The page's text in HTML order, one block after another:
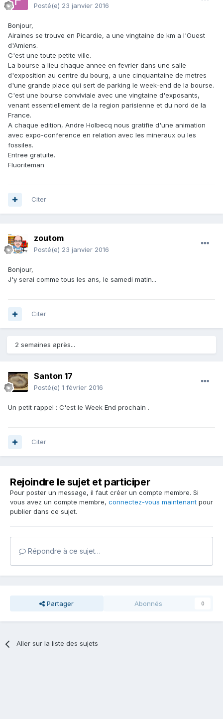
Posté(e) 23 janvier 2016
Bonjour,
Airaines se trouve en Picardie, a une vingtaine de km a l'Ouest
d'Amiens.
C'est une toute petite ville.
La bourse a lieu chaque annee en fevrier dans une salle
d'exposition au centre du bourg, a une cinquantaine de metres
d'une grande place qui sert de parking le week-end de la bourse.
C'est une bourse conviviale avec une vingtaine d'exposants,
venant essentiellement de la region parisienne et du nord de la
France.
A chaque edition, Andre Holbecq nous gratifie d'une animation
avec expo-conference en relation avec les mineraux ou les
fossiles.
Entree gratuite.
Fluoriteman
Citer
zoutom
Posté(e) 23 janvier 2016
Bonjour,
J'y serai comme tous les ans, le samedi matin...
Citer
2 semaines après...
Santon 17
Posté(e) 1 février 2016
Un petit rappel : C'est le Week End prochain .
Citer
Rejoindre le sujet et participer
Pour poster un message, il faut créer un compte membre. Si
vous avez un compte membre, connectez-vous maintenant pour
publier dans ce sujet.
Répondre à ce sujet…
Partager Abonnés 0
Aller sur la liste des sujets